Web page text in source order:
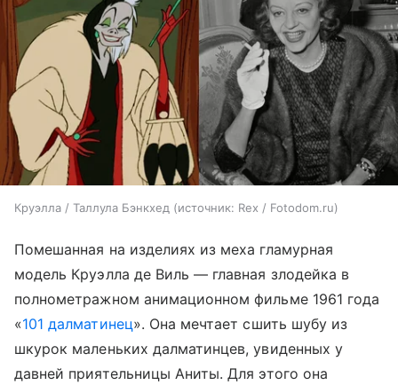
Круэлла / Таллула Бэнкхед источник: Rex / Fotodom.ru
Помешанная на изделиях из меха гламурная
модель Круэлла де Виль — главная злодейка в
полнометражном анимационном фильме 1961 года
«101 далматинец». Она мечтает сшить шубу из
шкурок маленьких далматинцев, увиденных у
давней приятельницы Аниты. Для этого она